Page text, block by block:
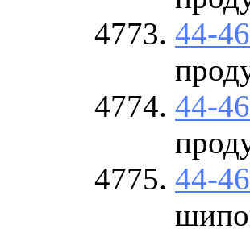
44-
44-
44-